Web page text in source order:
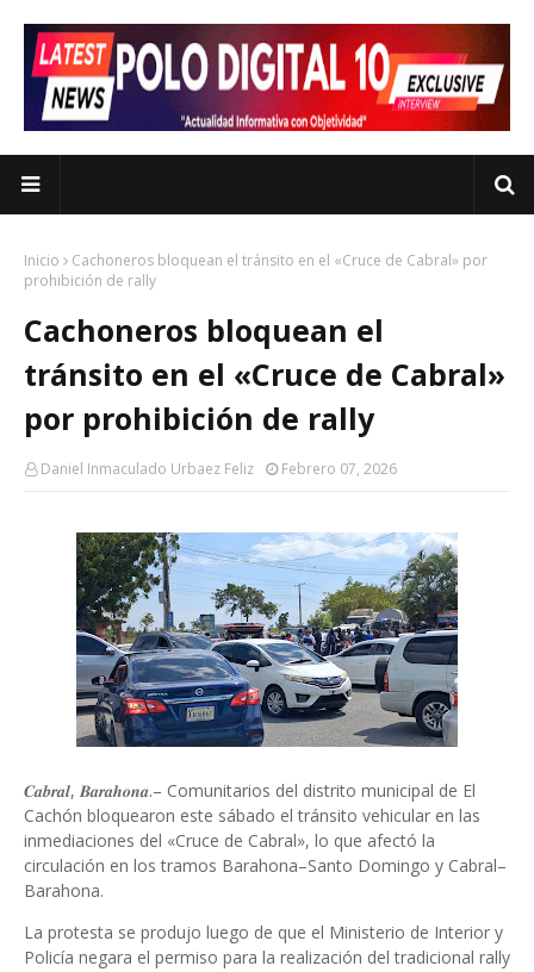
Inicio
Cachoneros bloquean el tránsito en el «Cruce de Cabral» por
prohibición de rally
Cachoneros bloquean el
tránsito en el «Cruce de Cabral»
por prohibición de rally
Daniel Inmaculado Urbaez Feliz Febrero 07, 2026
𝑪𝒂𝒃𝒓𝒂𝒍, 𝑩𝒂𝒓𝒂𝒉𝒐𝒏𝒂.– Comunitarios del distrito municipal de El
Cachón bloquearon este sábado el tránsito vehicular en las
inmediaciones del «Cruce de Cabral», lo que afectó la
circulación en los tramos Barahona–Santo Domingo y Cabral–
Barahona.
La protesta se produjo luego de que el Ministerio de Interior y
Policía negara el permiso para la realización del tradicional rally